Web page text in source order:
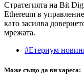
Стратегията на Bit
Ethereum в
като засилва
мрежата.
#Етериум
Може също да ви хареса: